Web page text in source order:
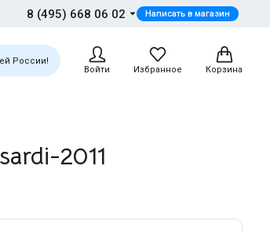
8 (495) 668 06 02 Написать в магазин
России!
Войти
Избранное Корзина
2011